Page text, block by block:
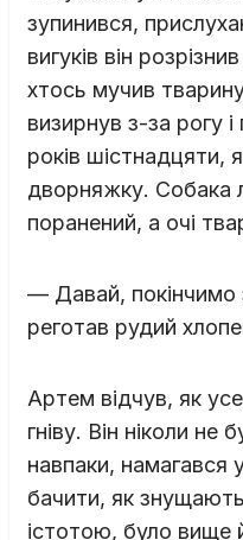
зупинився,
вигуків він
хтось мучив
визирнув з-за рогу і
років шістнадцяти,
дворняжку. Собака
поранений, а очі
— Давай, покінчимо
реготав рудий
Артем відчув, як
гніву. Він ніколи не
навпаки, намагався
бачити, як
істотою, було вище